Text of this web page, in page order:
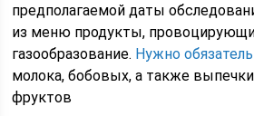
предполагаемой даты
из меню продукты,
газообразование. Нужно
молока, бобовых, а также
фруктов